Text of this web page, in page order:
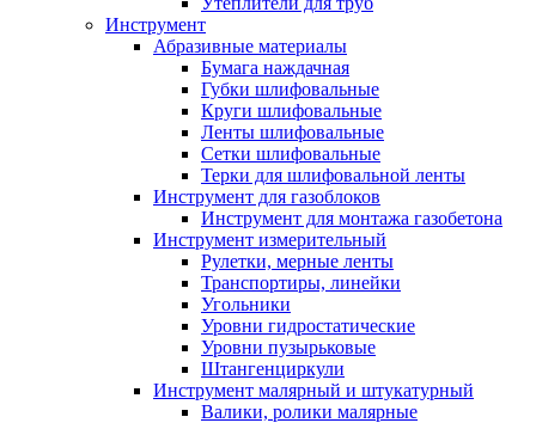
Инструмент
Абразивные материалы
Бумага наждачная
Губки шлифовальные
Круги шлифовальные
Ленты шлифовальные
Сетки шлифовальные
Терки для шлифовальной ленты
Инструмент для газоблоков
Инструмент для монтажа газобетона
Инструмент измерительный
Рулетки, мерные ленты
Транспортиры, линейки
Угольники
Уровни гидростатические
Уровни пузырьковые
Штангенциркули
Инструмент малярный и штукатурный
Валики, ролики малярные